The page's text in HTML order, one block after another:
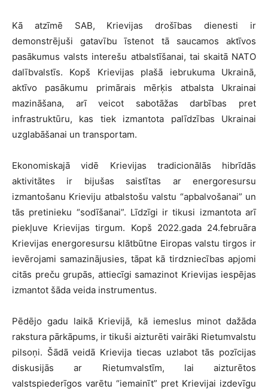
Kā atzīmē SAB, Krievijas drošības dienesti ir
demonstrējuši gatavību īstenot tā saucamos aktīvos
pasākumus valsts interešu atbalstīšanai, tai skaitā NATO
dalībvalstīs. Kopš Krievijas plašā iebrukuma Ukrainā,
aktīvo pasākumu primārais mērķis atbalsta Ukrainai
mazināšana, arī veicot sabotāžas darbības pret
infrastruktūru, kas tiek izmantota palīdzības Ukrainai
uzglabāšanai un transportam.
Ekonomiskajā vidē Krievijas tradicionālās hibrīdās
aktivitātes ir bijušas saistītas ar energoresursu
izmantošanu Krieviju atbalstošu valstu “apbalvošanai” un
tās pretinieku “sodīšanai”. Līdzīgi ir tikusi izmantota arī
piekļuve Krievijas tirgum. Kopš 2022.gada 24.februāra
Krievijas energoresursu klātbūtne Eiropas valstu tirgos ir
ievērojami samazinājusies, tāpat kā tirdzniecības apjomi
citās preču grupās, attiecīgi samazinot Krievijas iespējas
izmantot šāda veida instrumentus.
Pēdējo gadu laikā Krievijā, kā iemeslus minot dažāda
rakstura pārkāpums, ir tikuši aizturēti vairāki Rietumvalstu
pilsoņi. Šādā veidā Krievija tiecas uzlabot tās pozīcijas
diskusijās ar Rietumvalstīm, lai aizturētos
valstspiederīgos varētu “iemainīt” pret Krievijai izdevīgu